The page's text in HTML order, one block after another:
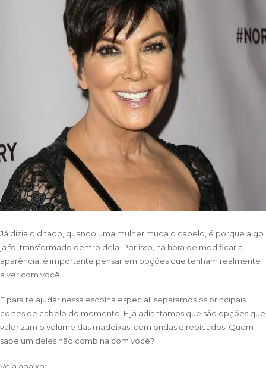
Já dizia o ditado, quando uma mulher muda o cabelo, é porque algo
já foi transformado dentro dela. Por isso, na hora de modificar a
aparência, é importante pensar em opções que tenham realmente
a ver com você.
E para te ajudar nessa escolha especial, separamos os principais
cortes de cabelo do momento. E já adiantamos que são opções que
valorizam o volume das madeixas, com ondas e repicados. Quem
sabe um deles não combina com você?
Veja abaixo: